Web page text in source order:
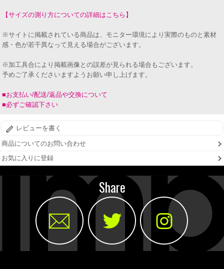
【サイズの測り方についての詳細はこちら】
※サイトに掲載されている商品は、モニター環境により実際のものと素材
感・色が若干異なって見える場合がございます。
※加工具合により掲載画像との誤差が見られる場合もございます。
予めご了承くださいますようお願い申し上げます。
■お支払い/配送/返品や交換について
■必ずご確認下さい
レビューを書く
商品についてのお問い合わせ
お気に入りに登録
Share